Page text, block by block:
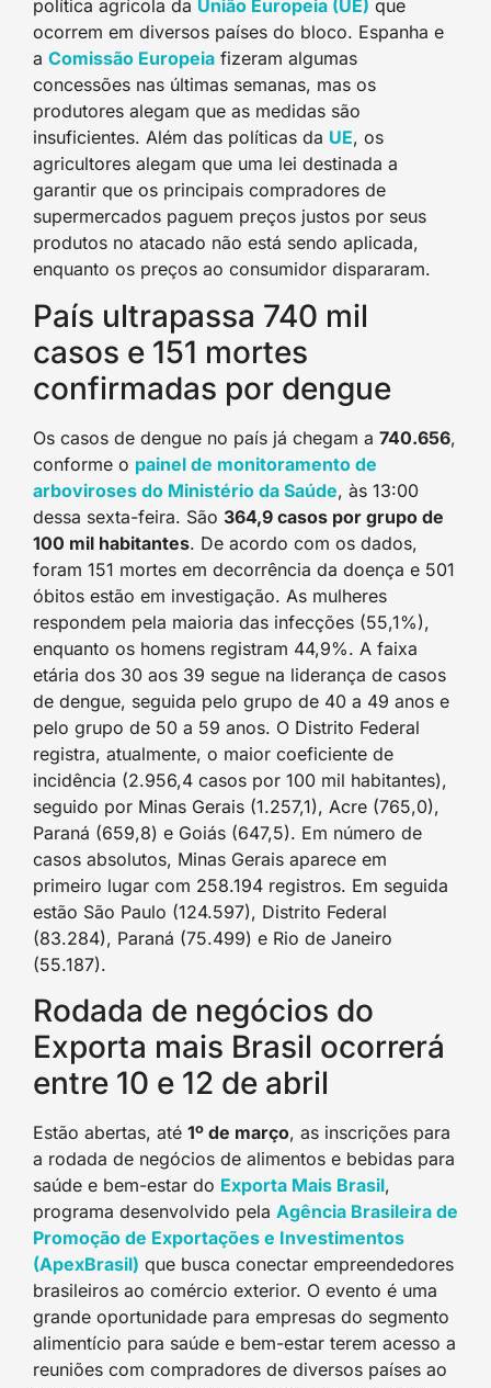
política agrícola da União Europeia (UE) que
ocorrem em diversos países do bloco. Espanha e
a Comissão Europeia fizeram algumas
concessões nas últimas semanas, mas os
produtores alegam que as medidas são
insuficientes. Além das políticas da UE, os
agricultores alegam que uma lei destinada a
garantir que os principais compradores de
supermercados paguem preços justos por seus
produtos no atacado não está sendo aplicada,
enquanto os preços ao consumidor dispararam.
País ultrapassa 740 mil
casos e 151 mortes
confirmadas por dengue
Os casos de dengue no país já chegam a 740.656,
conforme o painel de monitoramento de
arboviroses do Ministério da Saúde, às 13:00
dessa sexta-feira. São 364,9 casos por grupo de
100 mil habitantes. De acordo com os dados,
foram 151 mortes em decorrência da doença e 501
óbitos estão em investigação. As mulheres
respondem pela maioria das infecções (55,1%),
enquanto os homens registram 44,9%. A faixa
etária dos 30 aos 39 segue na liderança de casos
de dengue, seguida pelo grupo de 40 a 49 anos e
pelo grupo de 50 a 59 anos. O Distrito Federal
registra, atualmente, o maior coeficiente de
incidência (2.956,4 casos por 100 mil habitantes),
seguido por Minas Gerais (1.257,1), Acre (765,0),
Paraná (659,8) e Goiás (647,5). Em número de
casos absolutos, Minas Gerais aparece em
primeiro lugar com 258.194 registros. Em seguida
estão São Paulo (124.597), Distrito Federal
(83.284), Paraná (75.499) e Rio de Janeiro
(55.187).
Rodada de negócios do
Exporta mais Brasil ocorrerá
entre 10 e 12 de abril
Estão abertas, até 1º de março, as inscrições para
a rodada de negócios de alimentos e bebidas para
saúde e bem-estar do Exporta Mais Brasil,
programa desenvolvido pela Agência Brasileira de
Promoção de Exportações e Investimentos
(ApexBrasil) que busca conectar empreendedores
brasileiros ao comércio exterior. O evento é uma
grande oportunidade para empresas do segmento
alimentício para saúde e bem-estar terem acesso a
reuniões com compradores de diversos países ao